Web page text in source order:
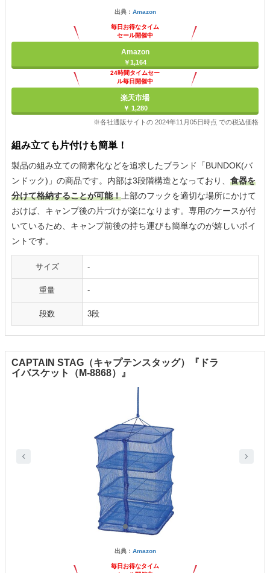
出典： Amazon
毎日お得なタイム
セール開催中
Amazon
￥1,164
24時間タイムセー
ル毎日開催中
楽天市場
￥ 1,280
※各社通販サイトの 2024年11月05日時点 での税込価格
組み立ても片付けも簡単！
製品の組み立ての簡素化などを追求したブランド「BUNDOK(バ
ンドック)」の商品です。内部は3段階構造となっており、 食器を
分けて格納することが可能！上部のフックを適切な場所にかけて
おけば、キャンプ後の片づけが楽になります。専用のケースが付
いているため、キャンプ前後の持ち運びも簡単なのが嬉しいポイ
ントです。
サイズ -
重量 -
段数 3段
CAPTAIN STAG（キャプテンスタッグ）『ドラ
イバスケット（M-8868）』
出典： Amazon
毎日お得なタイム